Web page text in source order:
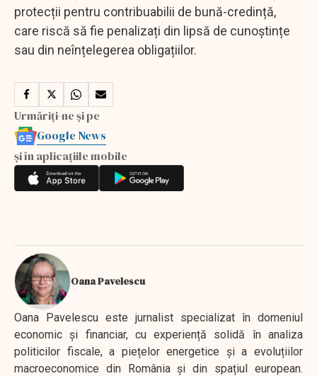
protecții pentru contribuabilii de bună-credință,
care riscă să fie penalizați din lipsă de cunoștințe
sau din neînțelegerea obligațiilor.
Urmăriți-ne și pe
Google News
și în aplicațiile mobile
Oana Pavelescu
Oana Pavelescu este jurnalist specializat în domeniul
economic și financiar, cu experiență solidă în analiza
politicilor fiscale, a piețelor energetice și a evoluțiilor
macroeconomice din România și din spațiul european.